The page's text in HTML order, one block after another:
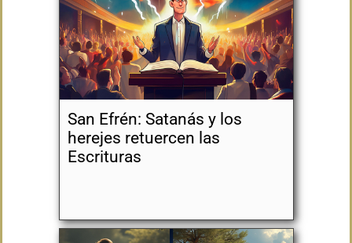
San Efrén: Satanás y los
herejes retuercen las
Escrituras